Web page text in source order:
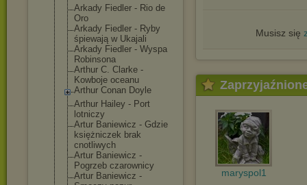
Arkady Fiedler - Rio de
Oro
Arkady Fiedler - Ryby
śpiewają w Ukajali
Arkady Fiedler - Wyspa
Robinsona
Arthur C. Clarke -
Kowboje oceanu
Arthur Conan Doyle
Arthur Hailey - Port
lotniczy
Artur Baniewicz - Gdzie
księżniczek brak
cnotliwych
Artur Baniewicz -
Pogrzeb czarownicy
Artur Baniewicz -
Musisz się
maryspol1